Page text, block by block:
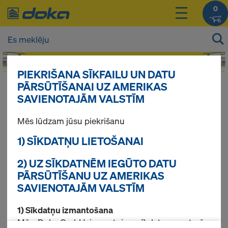
0
Jūsu produktu cenas Jūs varat redzēt
pieslēdzoties.
Saplāksnis 3S Basic
Atrasti 1 produkti
Pirktākās preces
PIEKRIŠANA SĪKFAILU UN DATU
PĀRSŪTĪŠANAI UZ AMERIKAS
SAVIENOTAJĀM VALSTĪM
Mēs lūdzam jūsu piekrišanu
1) SĪKDATŅU LIETOŠANAI
2) UZ SĪKDATNĒM IEGŪTO DATU
PĀRSŪTĪŠANU UZ AMERIKAS
SAVIENOTAJĀM VALSTĪM
1) Sīkdatņu izmantošana
Mēs, Doka GmbH, izmantojam sīkdatnes un trešo